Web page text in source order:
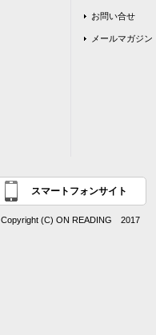
お問い合せ
メールマガジン
スマートフォンサイト
Copyright (C) ON READING 2017